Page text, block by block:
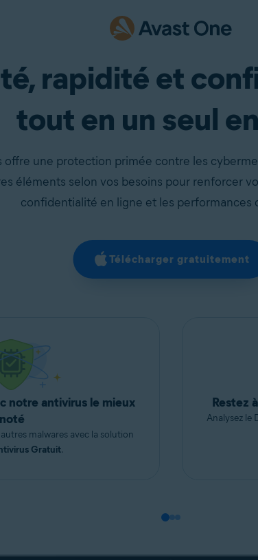
rapidité et
tout en un seul
offre une protection primée contre les
éléments selon vos besoins pour renforcer
confidentialité en ligne et les performances
Télécharger gratuitement
notre antivirus le mieux
noté
malwares avec la solution
Gratuit.
Restez
Analysez le